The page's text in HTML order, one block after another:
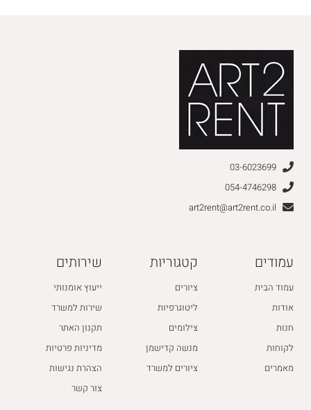
03-6023699
054-4746298
art2rent@art2rent.co.il
עמודים
עמוד הבית
אודות
חנות
לקוחות
מאמרים
קטגוריות
ציורים
ליטוגרפיות
צילומים
מנשה קדישמן
ציורים למשרד
שירותים
ייעוץ אומנותי
שירות למשרד
תקנון האתר
מדיניות פרטיות
הצהרת נגישות
צור קשר